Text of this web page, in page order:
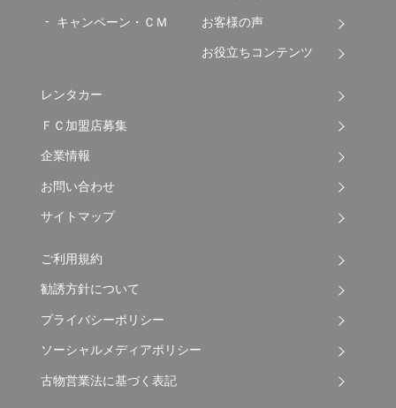
キャンペーン・ＣＭ お客様の声
お役立ちコンテンツ
レンタカー
ＦＣ加盟店募集
企業情報
お問い合わせ
サイトマップ
ご利用規約
勧誘方針について
プライバシーポリシー
ソーシャルメディアポリシー
古物営業法に基づく表記